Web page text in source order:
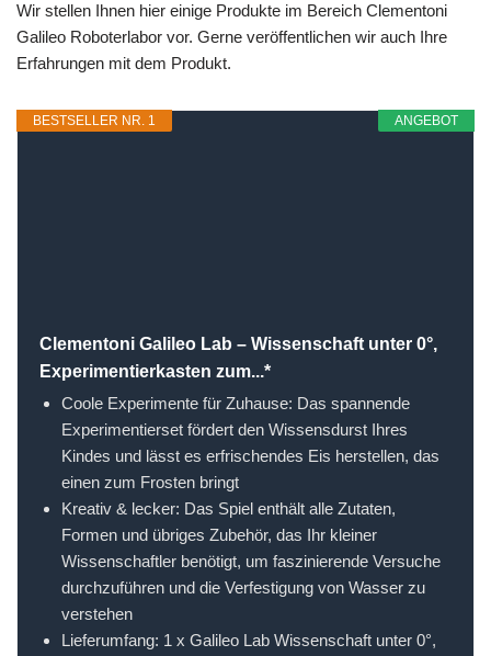
Wir stellen Ihnen hier einige Produkte im Bereich Clementoni
Galileo Roboterlabor vor. Gerne veröffentlichen wir auch Ihre
Erfahrungen mit dem Produkt.
ANGEBOT
BESTSELLER NR. 1
Clementoni Galileo Lab – Wissenschaft unter 0°,
Experimentierkasten zum...*
Coole Experimente für Zuhause: Das spannende
Experimentierset fördert den Wissensdurst Ihres
Kindes und lässt es erfrischendes Eis herstellen, das
einen zum Frosten bringt
Kreativ & lecker: Das Spiel enthält alle Zutaten,
Formen und übriges Zubehör, das Ihr kleiner
Wissenschaftler benötigt, um faszinierende Versuche
durchzuführen und die Verfestigung von Wasser zu
verstehen
Lieferumfang: 1 x Galileo Lab Wissenschaft unter 0°,